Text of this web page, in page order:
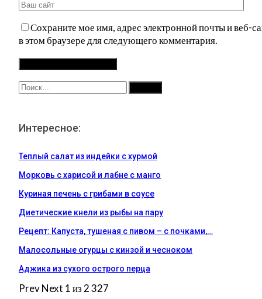
Сохраните мое имя, адрес электронной почты и веб-
в этом браузере для следующего комментария.
Интересное:
Теплый салат из индейки с хурмой
Морковь с харисой и лабне с манго
Куриная печень с грибами в соусе
Диетические кнели из рыбы на пару
Рецепт: Капуста, тушеная с пивом – с почками,…
Малосольные огурцы с кинзой и чесноком
Аджика из сухого острого перца
PrevNext 1 из 2 327